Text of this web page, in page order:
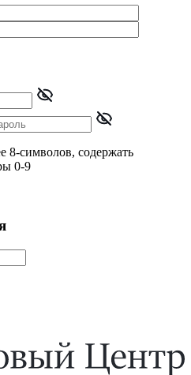
8-символов, содержать
0-9